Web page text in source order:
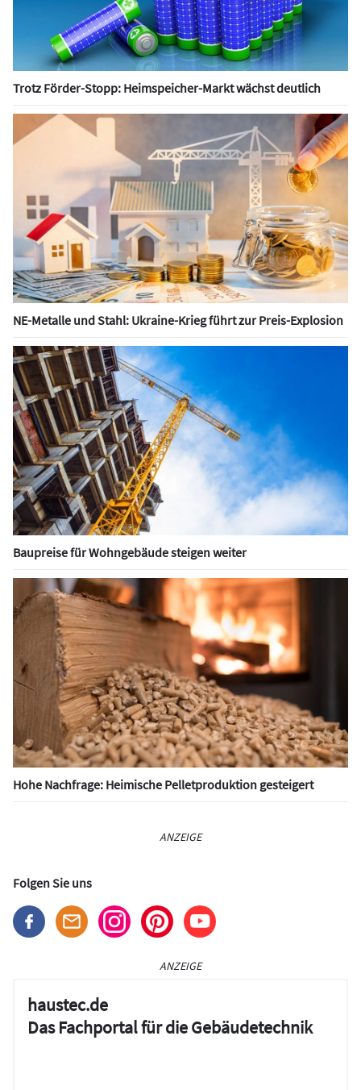
Trotz Förder-Stopp: Heimspeicher-Markt wächst deutlich
NE-Metalle und Stahl: Ukraine-Krieg führt zur Preis-Explosion
Baupreise für Wohngebäude steigen weiter
Hohe Nachfrage: Heimische Pelletproduktion gesteigert
ANZEIGE
Folgen Sie uns
ANZEIGE
haustec.de
Das Fachportal für die Gebäudetechnik